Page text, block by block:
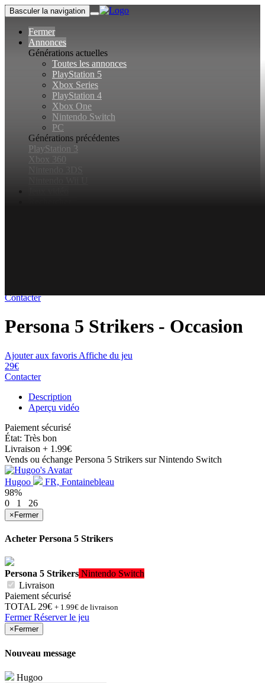
Basculer la navigation
Fermer
Annonces
Générations actuelles
Toutes les annonces
PlayStation 5
Xbox Series
PlayStation 4
Xbox One
Nintendo Switch
PC
Générations précédentes
PlayStation 3
Xbox 360
Contacter
Persona 5 Strikers - Occasion
Ajouter aux favoris Affiche du jeu
29€
Contacter
Description
Aperçu vidéo
Paiement sécurisé
État: Très bon
Livraison + 1.99€
Vends ou échange Persona 5 Strikers sur Nintendo Switch
Hugoo
FR, Fontainebleau
98%
0
1 26
× Fermer
Acheter Persona 5 Strikers
Persona 5 Strikers Nintendo Switch
Livraison
Paiement sécurisé
TOTAL 29€ + 1.99€ de livraison
FermerRéserver le jeu
× Fermer
Nouveau message
Hugoo